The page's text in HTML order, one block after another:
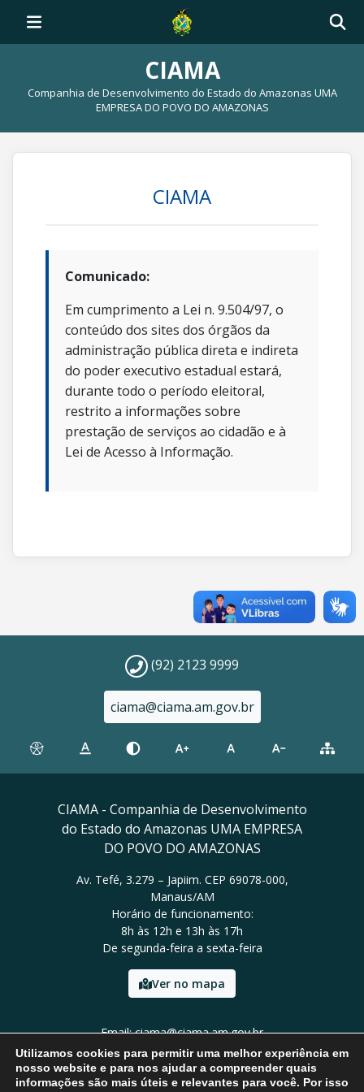
CIAMA
Companhia de Desenvolvimento do Estado do Amazonas UMA
EMPRESA DO POVO DO AMAZONAS
CIAMA
Comunicado:
Em cumprimento a Lei n. 9.504/97, o
conteúdo dos sites dos órgãos da
administração pública direta e indireta
do poder executivo estadual estará,
durante todo o período eleitoral,
restrito a informações sobre
prestação de serviços ao cidadão e à
Lei de Acesso à Informação.
(92) 2123 9999
ciama@ciama.am.gov.br
CIAMA - Companhia de Desenvolvimento
do Estado do Amazonas UMA EMPRESA
DO POVO DO AMAZONAS
Av. Tefé, 3.279 – Japiim. CEP 69078-000,
Manaus/AM
Horário de funcionamento:
8h às 12h e 13h às 17h
De segunda-feira a sexta-feira
Ver no mapa
Email: ciama@ciama.am.gov.br
Tel: (92) 2123 9999
Utilizamos cookies para permitir uma melhor experiência em
nosso website e para nos ajudar a compreender quais
informações são mais úteis e relevantes para você. Por isso